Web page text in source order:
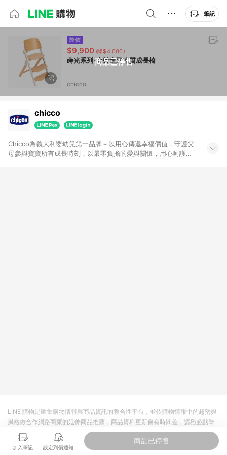
筆記
商品已停售
降價
$9,900 (降$4,000)
蒔光系列-全齡進階木質成長椅
chicco
chicco
Chicco為義大利嬰幼兒第一品牌－以用心傳遞幸福價值，守護父
母參與寶寶所有成長時刻，以最零負擔的愛與關懷，用心呵護每
加入筆記 設定到價通知
商品已停售
LINE 購物是匯集購物情報與商品資訊的整合性平台，並依購物情報中的趨勢與
風格做合作網路商家的延伸商品推薦，商品資料更新會有時間差，請務必點擊
商品至各合作網路商家，確認現售價與購物條件，一切資訊以合作廠商網頁為
準。